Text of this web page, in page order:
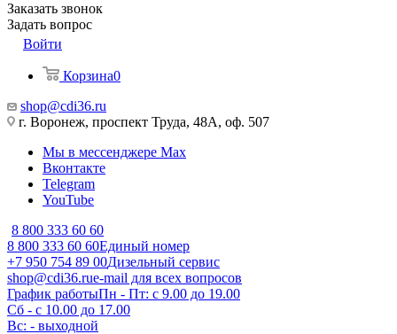
Заказать звонок
Задать вопрос
Войти
Корзина0
shop@cdi36.ru
г. Воронеж, проспект Труда, 48А, оф. 507
Мы в мессенджере Max
Вконтакте
Telegram
YouTube
8 800 333 60 60
8 800 333 60 60Единый номер
+7 950 754 89 00Дизельный сервис
shop@cdi36.rue-mail для всех вопросов
График работыПн - Пт: с 9.00 до 19.00
Сб - с 10.00 до 17.00
Вс: - выходной